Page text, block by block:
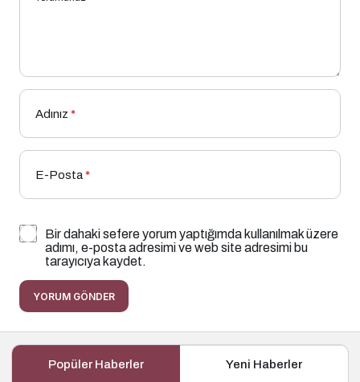
Adınız *
E-Posta*
Bir dahaki sefere yorum yaptığımda kullanılmak üzere
adımı, e-posta adresimi ve web site adresimi bu
tarayıcıya kaydet.
YORUM GÖNDER
Popüler Haberler Yeni Haberler